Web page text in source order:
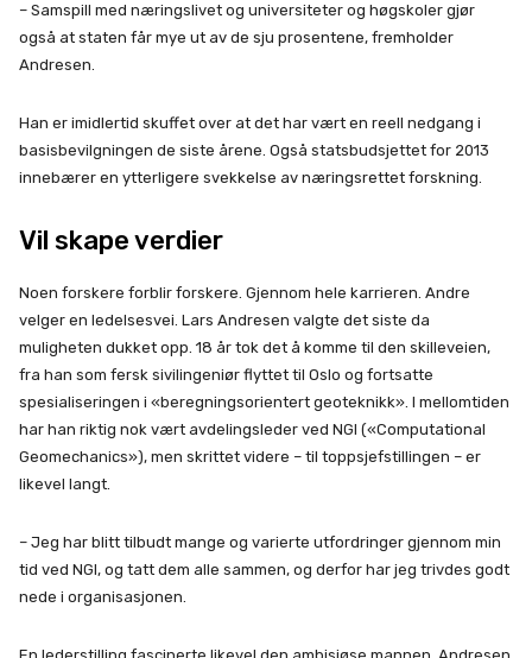
– Samspill med næringslivet og universiteter og høgskoler gjør
også at staten får mye ut av de sju prosentene, fremholder
Andresen.
Han er imidlertid skuffet over at det har vært en reell nedgang i
basisbevilgningen de siste årene. Også statsbudsjettet for 2013
innebærer en ytterligere svekkelse av næringsrettet forskning.
Vil skape verdier
Noen forskere forblir forskere. Gjennom hele karrieren. Andre
velger en ledelsesvei. Lars Andresen valgte det siste da
muligheten dukket opp. 18 år tok det å komme til den skilleveien,
fra han som fersk sivilingeniør flyttet til Oslo og fortsatte
spesialiseringen i «beregningsorientert geoteknikk». I mellomtiden
har han riktig nok vært avdelingsleder ved NGI («Computational
Geomechanics»), men skrittet videre – til toppsjefstillingen – er
likevel langt.
– Jeg har blitt tilbudt mange og varierte utfordringer gjennom min
tid ved NGI, og tatt dem alle sammen, og derfor har jeg trivdes godt
nede i organisasjonen.